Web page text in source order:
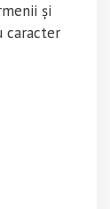
și
caracter